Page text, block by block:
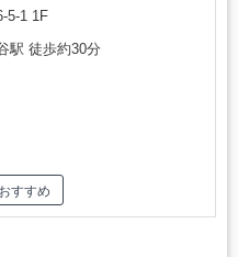
5-1 1F
駅 徒歩約30分
すすめ